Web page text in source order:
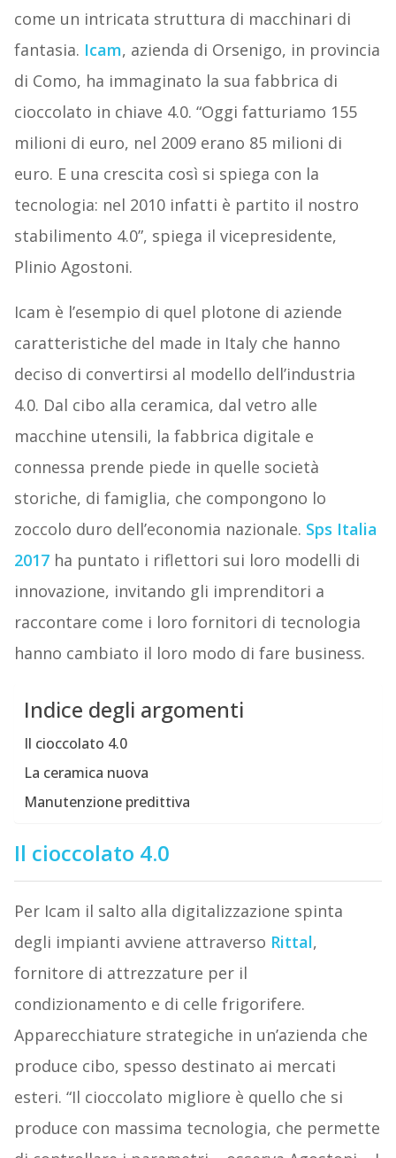
come un intricata struttura di macchinari di
fantasia. Icam, azienda di Orsenigo, in provincia
di Como, ha immaginato la sua fabbrica di
cioccolato in chiave 4.0. “Oggi fatturiamo 155
milioni di euro, nel 2009 erano 85 milioni di
euro. E una crescita così si spiega con la
tecnologia: nel 2010 infatti è partito il nostro
stabilimento 4.0”, spiega il vicepresidente,
Plinio Agostoni.
Icam è l’esempio di quel plotone di aziende
caratteristiche del made in Italy che hanno
deciso di convertirsi al modello dell’industria
4.0. Dal cibo alla ceramica, dal vetro alle
macchine utensili, la fabbrica digitale e
connessa prende piede in quelle società
storiche, di famiglia, che compongono lo
zoccolo duro dell’economia nazionale. Sps Italia
2017ha puntato i riflettori sui loro modelli di
innovazione, invitando gli imprenditori a
raccontare come i loro fornitori di tecnologia
hanno cambiato il loro modo di fare business.
Indice degli argomenti
Il cioccolato 4.0
La ceramica nuova
Manutenzione predittiva
Il cioccolato 4.0
Per Icam il salto alla digitalizzazione spinta
degli impianti avviene attraverso Rittal,
fornitore di attrezzature per il
condizionamento e di celle frigorifere.
Apparecchiature strategiche in un’azienda che
produce cibo, spesso destinato ai mercati
esteri. “Il cioccolato migliore è quello che si
produce con massima tecnologia, che permette